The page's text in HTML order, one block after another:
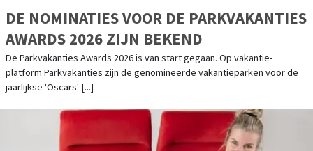
DE NOMINATIES VOOR DE PARKVAKANTIES
AWARDS 2026 ZIJN BEKEND
De Parkvakanties Awards 2026 is van start gegaan. Op vakantie-
platform Parkvakanties zijn de genomineerde vakantieparken voor de
jaarlijkse 'Oscars' [...]